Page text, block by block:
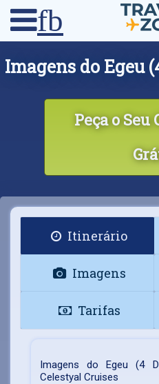
fb
Imagens do Egeu
Peça o
Itinerário
Imagens
Tarifas
Imagens do Egeu (4
Celestyal Cruises